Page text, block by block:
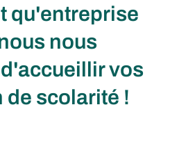
qu'entreprise
nous
vos
de scolarité !